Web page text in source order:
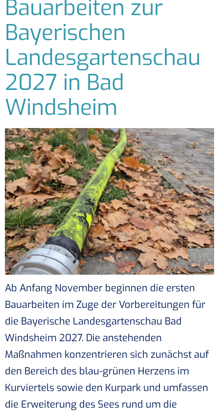
Bauarbeiten zur
Bayerischen
Landesgartenschau
2027 in Bad
Windsheim
Ab Anfang November beginnen die ersten
Bauarbeiten im Zuge der Vorbereitungen für
die Bayerische Landesgartenschau Bad
Windsheim 2027. Die anstehenden
Maßnahmen konzentrieren sich zunächst auf
den Bereich des blau-grünen Herzens im
Kurviertels sowie den Kurpark und umfassen
die Erweiterung des Sees rund um die